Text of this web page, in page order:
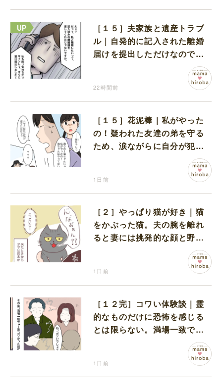
［１５］夫家族と遺産トラブ
ル｜自発的に記入された離婚
届けを提出しただけなので、
22時間前
［１５］花泥棒｜私がやった
の！疑われた友達の弟を守る
ため、涙ながらに自分が犯人
1日前
［２］やっぱり猫が好き｜猫
をかぶった猫。夫の腕を離れ
ると妻には挑発的な顔と野太
1日前
［１２完］コワい体験談｜霊
的なものだけに恐怖を感じる
とは限らない。満場一致でコ
ワいと認定された意外な体験
1日前